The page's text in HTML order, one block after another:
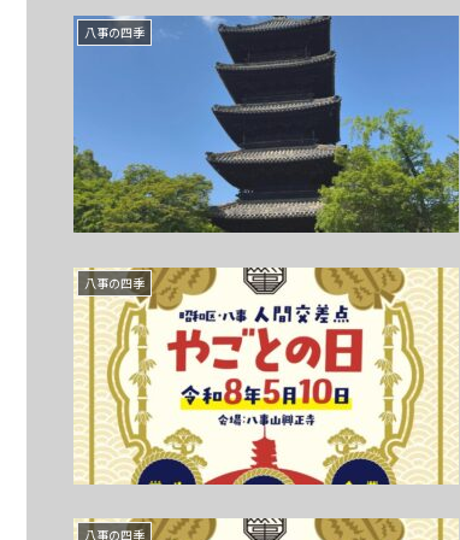
八事の四季
八事の四季
八事の四季